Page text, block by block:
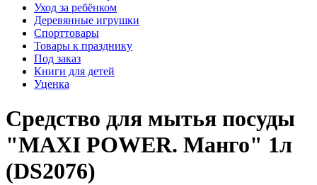
Уход за ребёнком
Деревянные игрушки
Спорттовары
Товары к празднику
Под заказ
Книги для детей
Уценка
Средство для мытья посуды
"MAXI POWER. Манго" 1л
(DS2076)